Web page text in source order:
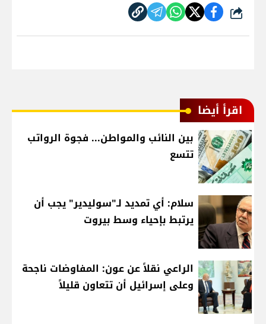
شارك
اقرأ أيضا
بين النائب والمواطن... فجوة الرواتب
تتسع
سلام: أي تمديد لـ"سوليدير" يجب أن
يرتبط بإحياء وسط بيروت
الراعي نقلاً عن عون: المفاوضات ناجحة
وعلى إسرائيل أن تتعاون قليلاً